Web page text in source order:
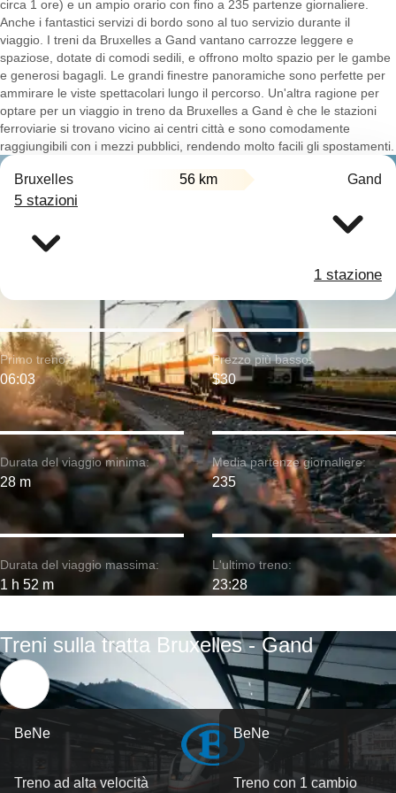
circa 1 ore) e un ampio orario con fino a 235 partenze giornaliere.
Anche i fantastici servizi di bordo sono al tuo servizio durante il
viaggio. I treni da Bruxelles a Gand vantano carrozze leggere e
spaziose, dotate di comodi sedili, e offrono molto spazio per le gambe
e generosi bagagli. Le grandi finestre panoramiche sono perfette per
ammirare le viste spettacolari lungo il percorso. Un'altra ragione per
optare per un viaggio in treno da Bruxelles a Gand è che le stazioni
ferroviarie si trovano vicino ai centri città e sono comodamente
raggiungibili con i mezzi pubblici, rendendo molto facili gli spostamenti.
Bruxelles 56 km Gand
5 stazioni
1 stazione
Durata del viaggio minima:
28 m
Primo treno:
06:03
Durata del viaggio massima:
1 h 52 m
Prezzo più basso:
$30
Media partenze giornaliere:
235
L'ultimo treno:
23:28
Treni sulla tratta Bruxelles - Gand
BeNe
Treno ad alta velocità
BeNe
Treno con 1 cambio